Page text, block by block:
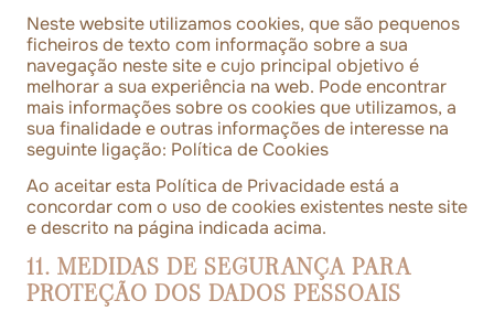
Neste website utilizamos cookies, que são pequenos
ficheiros de texto com informação sobre a sua
navegação neste site e cujo principal objetivo é
melhorar a sua experiência na web. Pode encontrar
mais informações sobre os cookies que utilizamos, a
sua finalidade e outras informações de interesse na
seguinte ligação: Política de Cookies
Ao aceitar esta Política de Privacidade está a
concordar com o uso de cookies existentes neste site
e descrito na página indicada acima.
11. MEDIDAS DE SEGURANÇA PARA
PROTEÇÃO DOS DADOS PESSOAIS